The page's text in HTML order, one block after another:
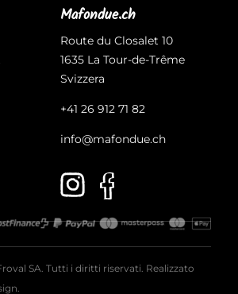
Mafondue.ch
Route du Closalet 10
1635 La Tour-de-Trême
Svizzera
+41 26 912 71 82
info@mafondue.ch
SA. Tutti i diritti riservati. Realizzato